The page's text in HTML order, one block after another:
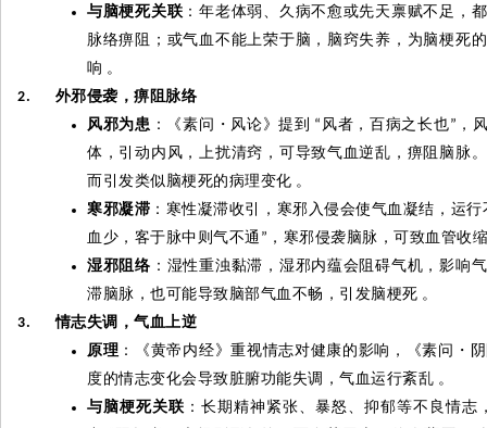
与脑梗死关联 ：年老体弱、久病不愈或先天禀赋不足，
脉络痹阻；或气血不能上荣于脑，脑窍失养，为脑梗死
响 。
2.
外邪侵袭，痹阻脉络
风邪为患 ：《素问 ・ 风论》提到 “ 风者，百病之长也” ，
体，引动内风，上扰清窍，可导致气血逆乱，痹阻脑脉
而引发类似脑梗死的病理变化 。
寒邪凝滞 ：寒性凝滞收引，寒邪入侵会使气血凝结，运
血少，客于脉中则气不通 ” ，寒邪侵袭脑脉，可致血管收
湿邪阻络 ：湿性重浊黏滞，湿邪内蕴会阻碍气机，影响
滞脑脉，也可能导致脑部气血不畅，引发脑梗死 。
3.
情志失调，气血上逆
原理 ：《黄帝内经》重视情志对健康的影响，《素问 ・
度的情志变化会导致脏腑功能失调，气血运行紊乱 。
与脑梗死关联 ：长期精神紧张、暴怒、抑郁等不良情